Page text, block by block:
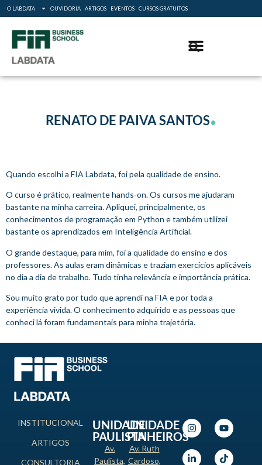
O LABDATA OUVIDORIA ARTIGOS EVENTOS CURSOS GRATUITOS
RENATO DE PAIVA SANTOS.
Quando escolhi a FIA Labdata, foi pela qualidade de ensino.
O curso é prático, realmente hands-on. Os cursos me ajudaram
bastante na minha carreira. Apliquei, principalmente, os
conhecimentos de programação em Python e também utilizei
bastante os aprendizados em Inteligência Artificial.
O grande destaque, para mim, foi a qualidade do ensino e dos
professores. As aulas eram dinâmicas e traziam exercícios aplicáveis
no dia a dia de trabalho. Tudo tinha relevância e importância prática.
Sou muito grato por tudo que aprendi na FIA e por toda a
experiência vivida. O conhecimento adquirido e as pessoas que
conheci lá foram fundamentais para minha trajetória.
INSTITUCIONAL
ARTIGOS
CONSULTORIA
UNIDADE
PAULISTA
Av.
Paulista,
UNIDADE
PINHEIROS
Av. Ruth
Cardoso,